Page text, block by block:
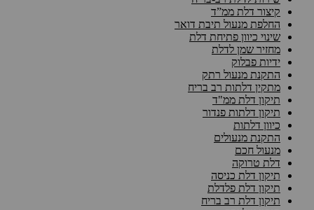
קיצור דלת ממ”ד
החלפת מנעול תיבת דואר
שינוי כיוון פתיחת דלת
מחזיר שמן לדלת
ידיות פבלוק
התקנת מנעול רתק
מתקין דלתות רב בריח
תיקון דלת ממ"ד
תיקון דלתות פנדור
כיוון דלתות
התקנת מנעולים
מנעול חכם
דלת טרוקה
תיקון דלת כניסה
תיקון דלת פלדלת
תיקון דלת רב בריח